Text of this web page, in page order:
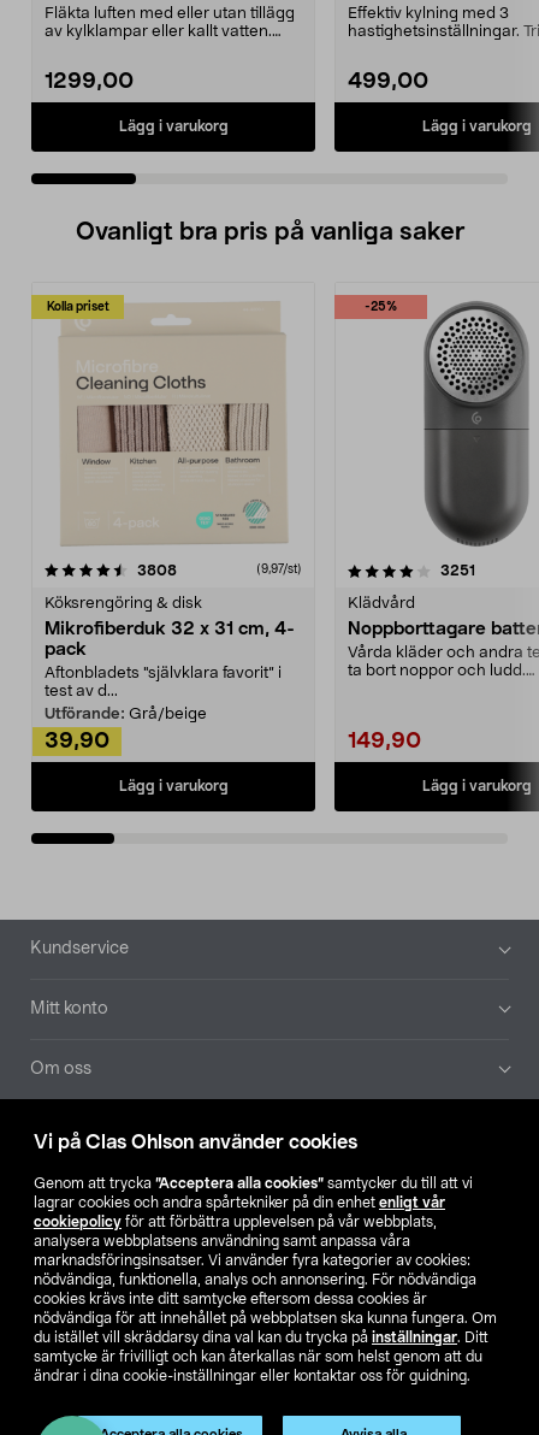
Vi på Clas Ohlson använder cookies
Genom att trycka ”Acceptera alla cookies” samtycker du till att vi
lagrar cookies och andra spårtekniker på din enhet enligt vår
cookiepolicy för att förbättra upplevelsen på vår webbplats,
analysera webbplatsens användning samt anpassa våra
marknadsföringsinsatser. Vi använder fyra kategorier av cookies:
nödvändiga, funktionella, analys och annonsering. För nödvändiga
cookies krävs inte ditt samtycke eftersom dessa cookies är
nödvändiga för att innehållet på webbplatsen ska kunna fungera. Om
du istället vill skräddarsy dina val kan du trycka på inställningar. Ditt
samtycke är frivilligt och kan återkallas när som helst genom att du
ändrar i dina cookie-inställningar eller kontaktar oss för guidning.
Fläkta luften med eller utan tillägg
av kylklampar eller kallt vatten.
1299,00
Lägg i varukorg
Effektiv kylning med 3
hastighetsinställningar.
499,00
Lägg i varukorg
Ovanligt bra pris på vanliga saker
Kolla priset
3808recensioner (9,97/st)
Köksrengöring & disk
Mikrofiberduk 32 x 31 cm, 4-
pack
Aftonbladets "självklara favorit” i
test av d...
Utförande: Grå/beige
39,90
Lägg i varukorg
-25%
4.0av 5 stjärnor 3251
Klädvård
Noppborttagare
Vårda kläder och andra
ta bort noppor och ludd.
149,90
Lägg i varukorg
4.5av 5 stjärnor
Sidfot
Kundservice
Mitt konto
Om oss
Aktuellt
Våra bolag
Hitta butik
SE NO FI